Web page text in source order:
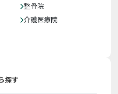
整骨院
介護医療院
探す